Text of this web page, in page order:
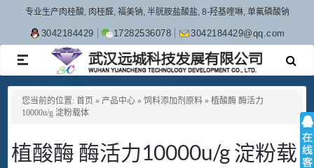
专业生产肉桂酸, 肉桂醛, 福美钠, 半胱胺盐酸盐, 8-羟基喹啉, 单氟磷酸钠
3042184429 17282536078 3042184429@qq.com
TOGGLE
NAVIGATION
您当前的位置: 首页 » 产品中心 » 饲料添加剂原料 » 植酸酶 酶活力
10000u/g 淀粉载体
植酸酶 酶活力10000u/g 淀粉载